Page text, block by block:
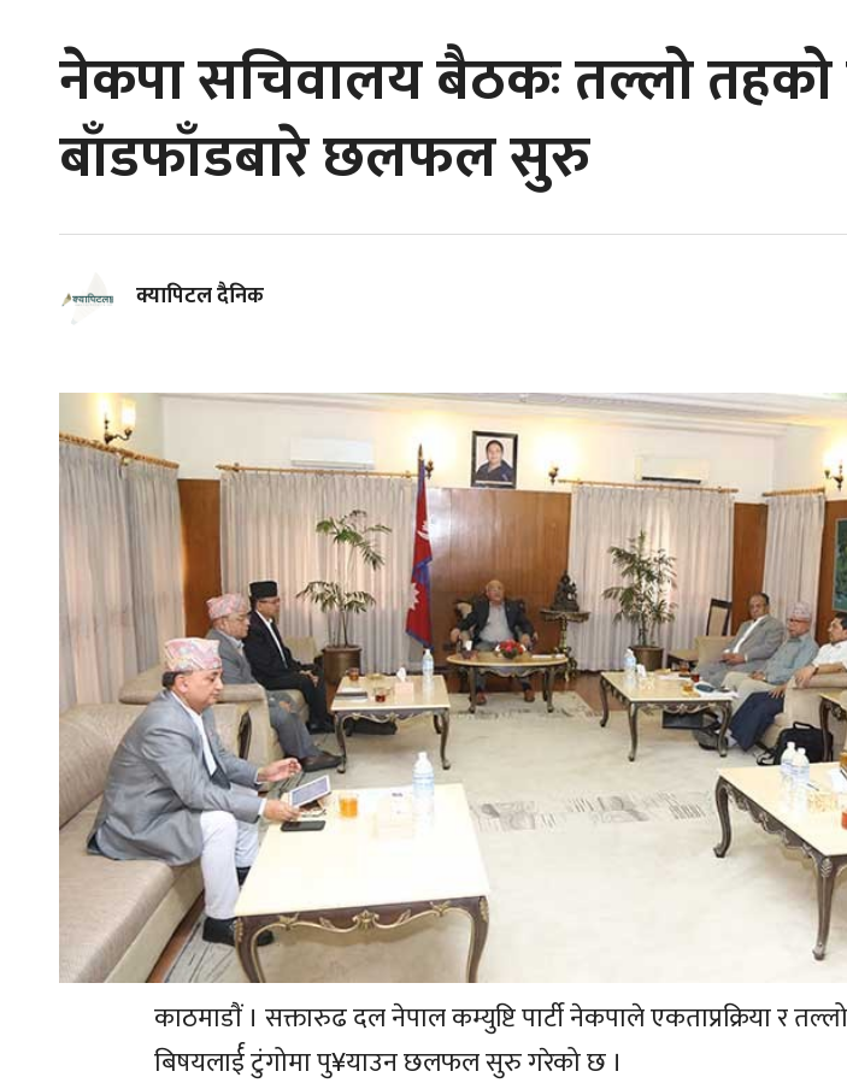
नेकपा सचिवालय बैठकः तल्लो तहको
बाँडफाँडबारे छलफल सुरु
क्यापिटल दैनिक
काठमाडाैं । सक्तारुढ दल नेपाल कम्युष्टि पार्टी नेकपाले एकताप्रक्रिया र
बिषयलार्ई टुंगोमा पु¥याउन छलफल सुरु गरेको छ ।